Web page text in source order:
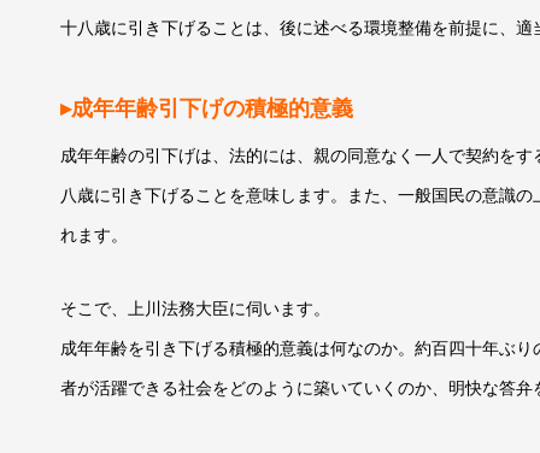
十八歳に引き下げることは、後に述べる環境整備を前提に、適
▸成年年齢引下げの積極的意義
成年年齢の引下げは、法的には、親の同意なく一人で契約を
八歳に引き下げることを意味します。また、一般国民の意識
れます。
そこで、上川法務大臣に伺います。
成年年齢を引き下げる積極的意義は何なのか。約百四十年ぶ
者が活躍できる社会をどのように築いていくのか 、明快な答